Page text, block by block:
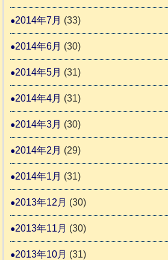
2014年7月 (33)
2014年6月 (30)
2014年5月 (31)
2014年4月 (31)
2014年3月 (30)
2014年2月 (29)
2014年1月 (31)
2013年12月 (30)
2013年11月 (30)
2013年10月 (31)